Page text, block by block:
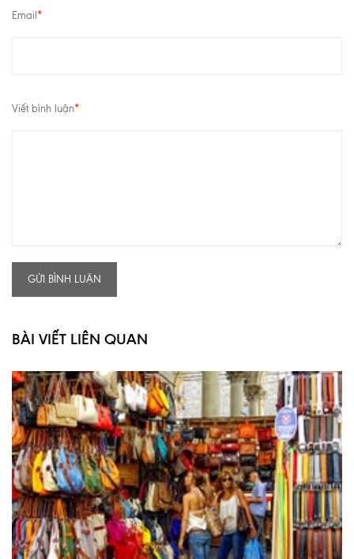
Email *
Viết bình luận*
GỬI BÌNH LUẬN
BÀI VIẾT LIÊN QUAN